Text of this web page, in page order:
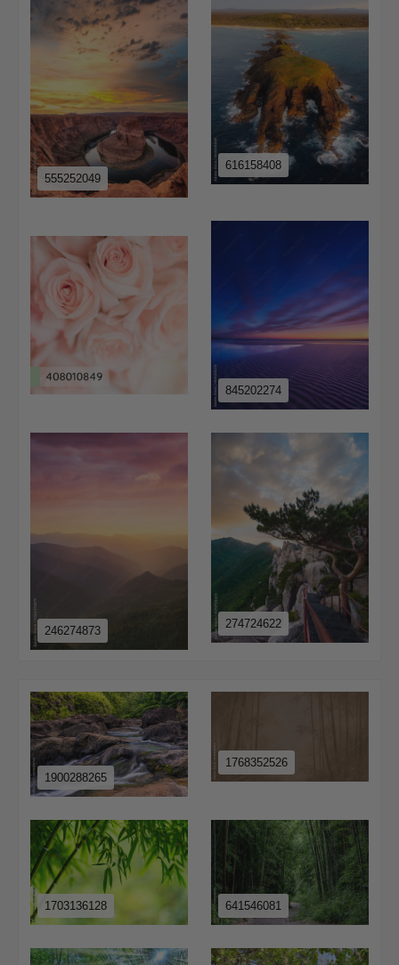
555252049
616158408
845202274
246274873 274724622
1900288265
1768352526
1703136128 641546081